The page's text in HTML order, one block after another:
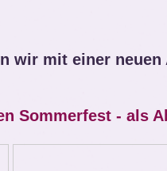
wir mit einer
Sommerfest - als